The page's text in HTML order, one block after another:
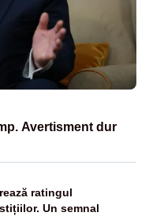
Avertisment dur
ratingul
Un semnal